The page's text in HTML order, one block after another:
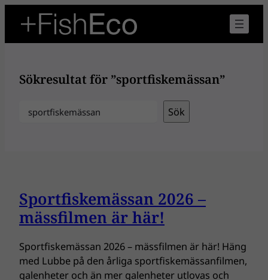
innehåll
Sökresultat för ”sportfiskemässan”
Sök
Sportfiskemässan 2026 –
mässfilmen är här!
Sportfiskemässan 2026 – mässfilmen är här! Häng
med Lubbe på den årliga sportfiskemässanfilmen,
galenheter och än mer galenheter utlovas och